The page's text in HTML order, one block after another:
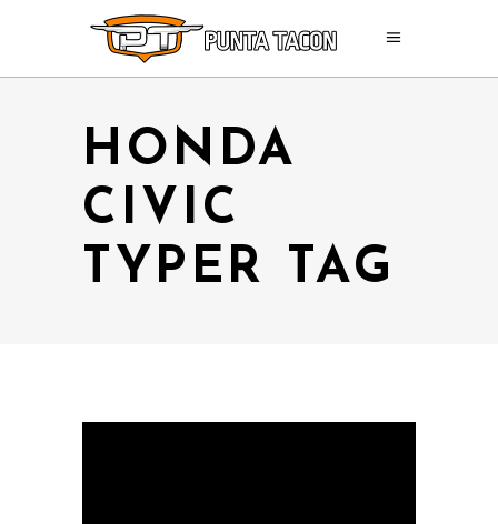
HONDA
CIVIC
TYPER TAG